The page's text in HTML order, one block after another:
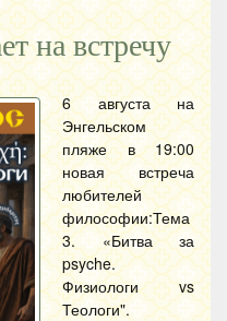
на встречу
6 августа на
Энгельском
пляже в 19:00
новая встреча
любителей
философии:Тема
3. «Битва за
psyche.
Физиологи vs
Теологи".